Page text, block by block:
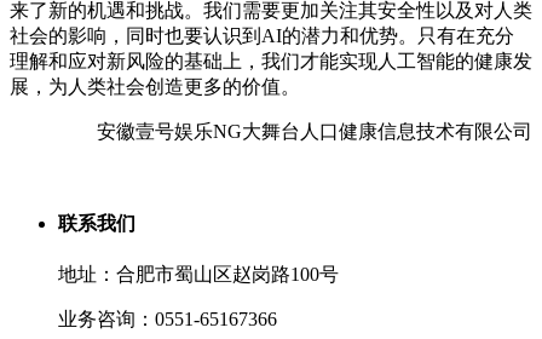
来了新的机遇和挑战。我们需要更加关注其安全性以及对人类
社会的影响，同时也要认识到AI的潜力和优势。只有在充分
理解和应对新风险的基础上，我们才能实现人工智能的健康发
展，为人类社会创造更多的价值。
安徽壹号娱乐NG大舞台人口健康信息技术有限公司
联系我们
地址：合肥市蜀山区赵岗路100号
业务咨询：0551-65167366